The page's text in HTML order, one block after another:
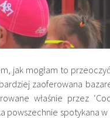
jak mogłam to
zaoferowana
właśnie przez
powszechnie spotykana